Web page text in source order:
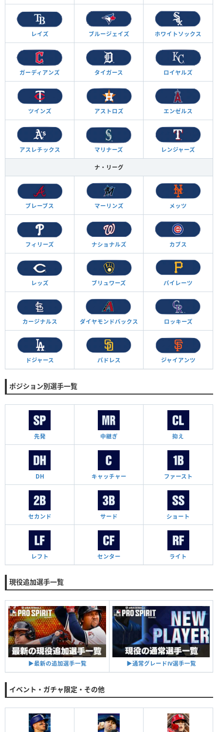
レイズ ブルージェイズ ホワイトソックス
ガーディアンズ タイガース ロイヤルズ
ツインズ アストロズ エンゼルス
アスレチックス マリナーズ レンジャーズ
ナ・リーグ
ブレーブス マーリンズ メッツ
フィリーズ ナショナルズ カブス
レッズ ブリュワーズ パイレーツ
カージナルス ダイヤモンドバックス ロッキーズ
ドジャース パドレス ジャイアンツ
ポジション別選手一覧
先発 中継ぎ 抑え
DH キャッチャー ファースト
セカンド サード ショート
レフト センター ライト
現役追加選手一覧
▶︎最新の追加選手一覧 ▶︎通常グレードⅣ選手一覧
イベント・ガチャ限定・その他